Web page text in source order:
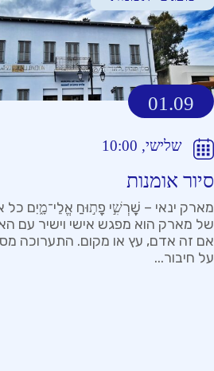
01.09
שלישי, 10:00
סיור אומנות
מארק ינאי – שׇׁרְשִׁ֣י פָת֣וּחַ אֱלֵי־מָ֑יִם כל
של מארק הוא מפגש אישי וישיר עם
אם זה אדם, עץ או מקום. התערוכה
על חיבור...